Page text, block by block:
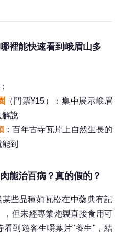
裡能快速看到峨眉山多
（門票¥15）：集中展示峨眉
解說
：百年古寺瓦片上自然生長的
到
能治百病？真的假的？
些品種如瓦松在中藥典有記
，但未經專業炮製直接食用可
看到遊客生嚼葉片"養生"，結